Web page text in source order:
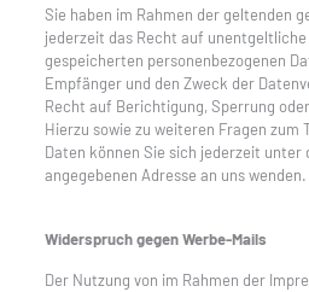
Sie haben im Rahmen der geltenden
jederzeit das Recht auf
gespeicherten personenbezogenen
Empfänger und den Zweck der
Recht auf Berichtigung, Sperrung
Hierzu sowie zu weiteren Fragen zum
Daten können Sie sich jederzeit unter
angegebenen Adresse an uns wenden.
Widerspruch gegen Werbe-Mails
Der Nutzung von im Rahmen der